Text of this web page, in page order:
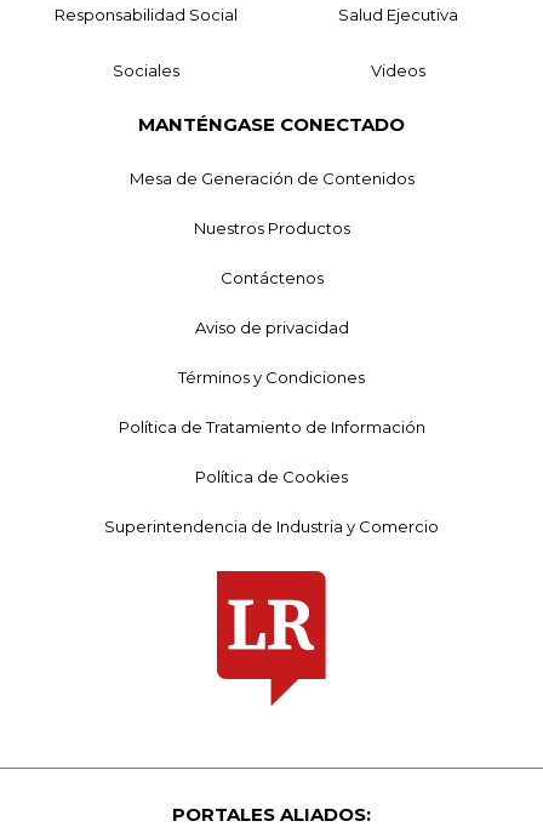
Responsabilidad Social Salud Ejecutiva
Sociales Videos
MANTÉNGASE CONECTADO
Mesa de Generación de Contenidos
Nuestros Productos
Contáctenos
Aviso de privacidad
Términos y Condiciones
Política de Tratamiento de Información
Política de Cookies
Superintendencia de Industria y Comercio
PORTALES ALIADOS: